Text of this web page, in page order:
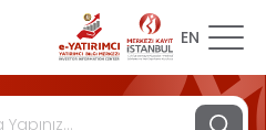
EN